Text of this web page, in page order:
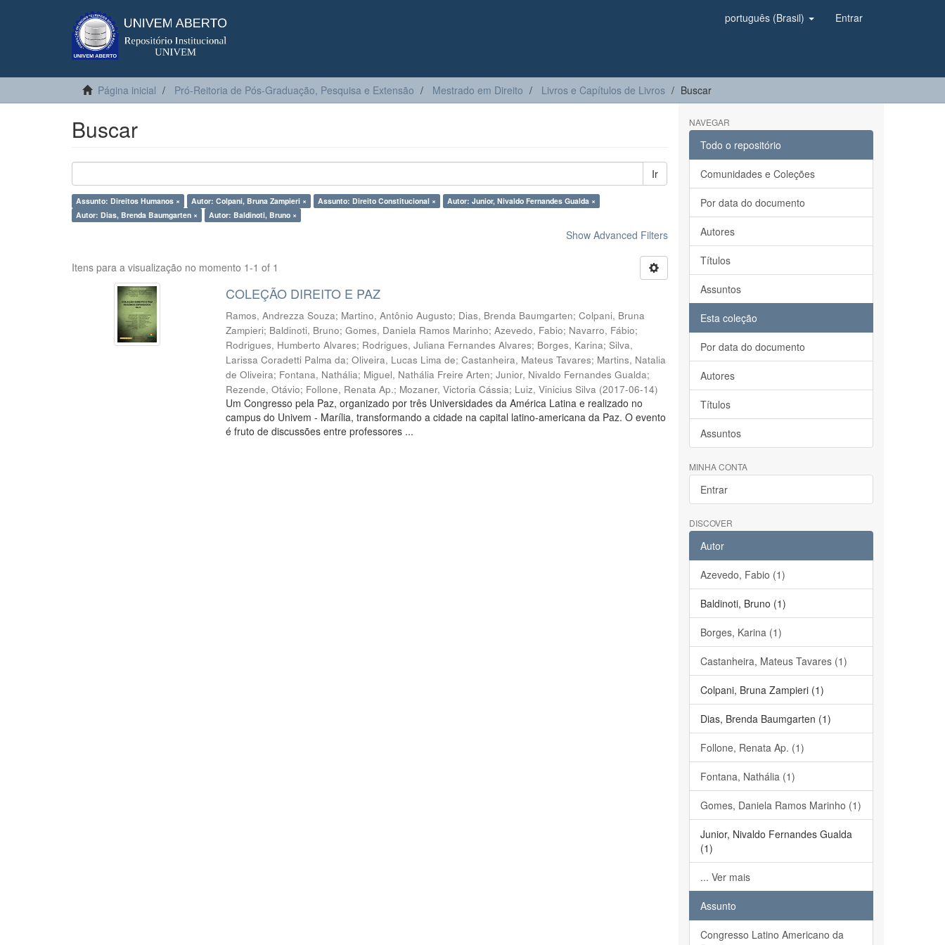
português (Brasil) Entrar
Página inicial Pró-Reitoria de Pós-Graduação, Pesquisa e Extensão Mestrado em Direito Livros e Capítulos de Livros Buscar
Buscar
Ir
Assunto: Direitos Humanos × Autor: Colpani, Bruna Zampieri × Assunto: Direito Constitucional ×
Autor: Junior, Nivaldo Fernandes Gualda ×
Autor: Dias, Brenda Baumgarten ×
Autor: Baldinoti, Bruno ×
Show Advanced Filters
Itens para a visualização no momento 1-1 of 1
COLEÇÃO DIREITO E PAZ
Ramos, Andrezza Souza; Martino, Antônio Augusto; Dias, Brenda Baumgarten;Colpani, Bruna
Zampieri; Baldinoti, Bruno;Gomes, Daniela Ramos Marinho;Azevedo, Fabio; Navarro, Fábio;
Rodrigues, Humberto Alvares; Rodrigues, Juliana Fernandes Alvares; Borges, Karina;Silva,
Larissa Coradetti Palma da;Oliveira, Lucas Lima de;Castanheira, Mateus Tavares; Martins, Natalia
de Oliveira; Fontana, Nathália; Miguel, Nathália Freire Arten;Junior, Nivaldo Fernandes Gualda;
Rezende, Otávio; Follone, Renata Ap.; Mozaner, Victoria Cássia; Luiz, Vinicius Silva (2017-06-14)
Um Congresso pela Paz, organizado por três Universidades da América Latina e realizado no
campus do Univem - Marília, transformando a cidade na capital latino-americana da Paz. O evento
é fruto de discussões entre professores ...
NAVEGAR
Todo o repositório
Comunidades e Coleções
Por data do documento
Autores
Títulos
Assuntos
Esta coleção
Por data do documento
Autores
Títulos
Assuntos
MINHA CONTA
Entrar
DISCOVER
Autor
Azevedo, Fabio (1)
Baldinoti, Bruno (1)
Borges, Karina (1)
Castanheira, Mateus Tavares (1)
Colpani, Bruna Zampieri (1)
Dias, Brenda Baumgarten (1)
Follone, Renata Ap. (1)
Fontana, Nathália (1)
Gomes, Daniela Ramos Marinho (1)
Junior, Nivaldo Fernandes Gualda
(1)
... Ver mais
Assunto
Congresso Latino Americano da